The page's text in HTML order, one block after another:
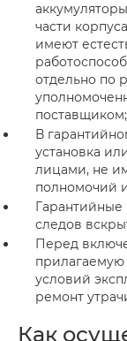
части
имеют
отдельно по
поставщиком;
В
установка
лицами, не
полномочий
следов
Перед
условий
ремонт
Как